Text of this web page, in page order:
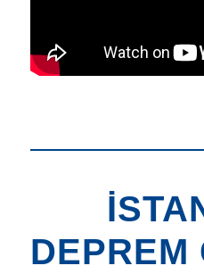
DEPREM